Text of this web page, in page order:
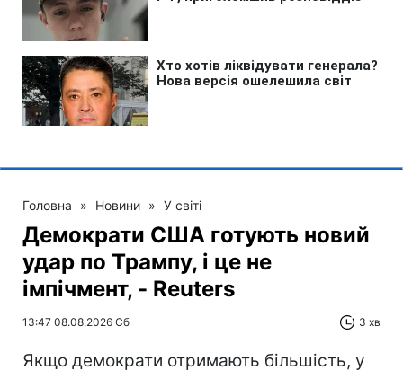
Головна » Новини » У світі
Демократи США готують новий
удар по Трампу, і це не
імпічмент, - Reuters
13:47 08.08.2026 Сб 3 хв
Якщо демократи отримають більшість, у